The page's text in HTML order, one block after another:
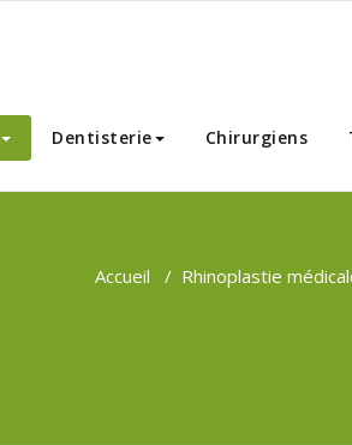
Dentisterie Chirurgiens
Accueil / Rhinoplastie